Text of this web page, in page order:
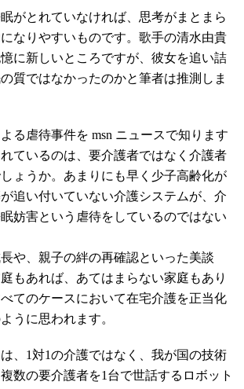
がとれていなければ、思考がまとまら
なりやすいものです。歌手の清水由貴
に新しいところですが、彼女を追い詰
質ではなかったのかと筆者は推測しま
る虐待事件を msn ニュースで知ります
ているのは、要介護者ではなく介護者
ょうか。あまりにも早く少子高齢化が
追い付いていない介護システムが、介
妨害という虐待をしているのではない
や、親子の絆の再確認といった美談
もあれば、あてはまらない家庭もあり
てのケースにおいて在宅介護を正当化
うに思われます。
、1対1の介護ではなく、我が国の技術
数の要介護者を1台で世話するロボット